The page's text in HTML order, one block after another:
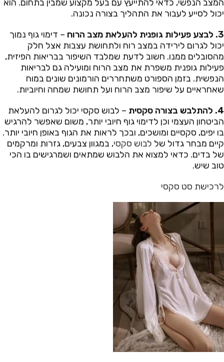
המצב הנפשי, כדאי להתייעץ עם בעל מקצוע שמבין בתחום. הוא
יכול לסייע לעבור את התהליך בצורה נכונה.
3. לבצע פעילות גופנית להעלאת מצב הרוח
– דימוי גוף נמוך
יכול לגרום לירידה במצב רוח ולתחושת עצבות אצל חלק
מהסובלים ממנו. חשוב לדעת שמלבד השיפור בבריאות הפיזית,
פעילות גופנית משפרת את מצב הרוח ומועילה גם לבריאות
הנפשית. בזמן הספורט משתחררים הורמונים שונים במוח
שאחראיים על שיפור מצב הרוח ועל תחושת שמחה וחיוביות.
4. להתלבש בצורה סקסית
– לבוש סקסי יכול לגרום להעלאת
הביטחון העצמי וכן לדימוי גוף חיובי יותר, משום שאפשר להרגיש
בו יפים, סקסיים ומושכים, ובכך לראות את הגוף באופן חיובי יותר.
קיים מבחר גדול של לבוש סקסי, במגוון צבעים, גזרות ומרקמים
של בדים. כדאי למצוא את הלבוש שמתאים ושמרגישים בו הכי
טוב שיש.
לרכישת סט סקסי